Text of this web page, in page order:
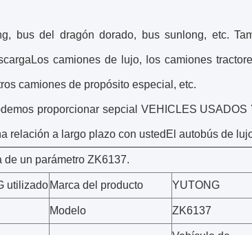
bus del dragón dorado, bus sunlong, etc.
Los camiones de lujo, los camiones
camiones de propósito especial, etc.
proporcionar sepcial VEHICLES
relación a largo plazo con ustedEl autobús de
de un parámetro ZK6137.
utilizado Marca del producto YUTONG
Modelo ZK6137